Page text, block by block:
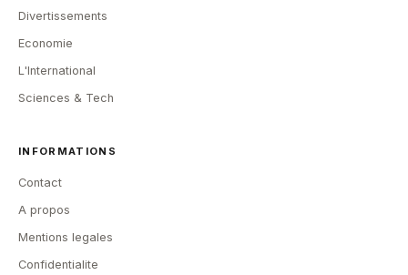
Divertissements
Economie
L'International
Sciences & Tech
INFORMATIONS
Contact
A propos
Mentions legales
Confidentialite